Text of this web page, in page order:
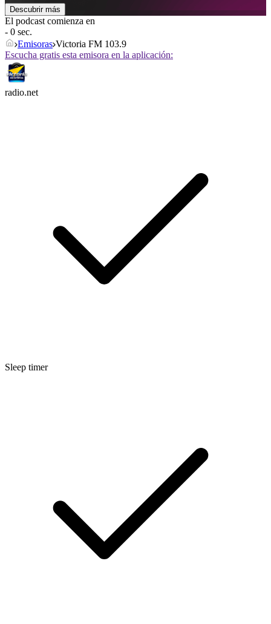
Descubrir más
El podcast comienza en
- 0 sec.
Emisoras Victoria FM 103.9
Escucha gratis esta emisora en la aplicación:
radio.net
Sleep timer